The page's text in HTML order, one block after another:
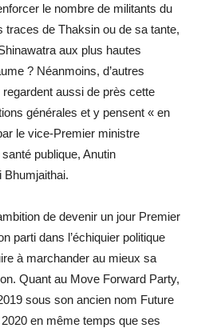
le nombre de militants du
traces de Thaksin ou de sa tante,
aux plus hautes
? Néanmoins, d’autres
aussi de près cette
générales et y pensent « en
le vice-Premier ministre
publique, Anutin
Bhumjaithai.
de devenir un jour Premier
parti dans l’échiquier politique
à marchander au mieux sa
Quant au Move Forward Party,
sous son ancien nom Future
en même temps que ses